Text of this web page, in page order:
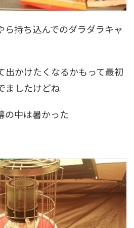
ら持ち込んでのダラダラキャ
出かけたくなるかもって最初
ましたけどね
の中は暑かった